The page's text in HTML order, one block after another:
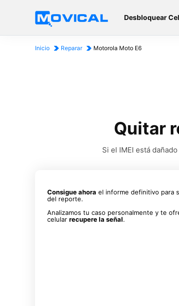
Desbloquear
Inicio Reparar Motorola Moto E6
Quitar
Si el IMEI está
Consigue ahora el informe definitivo para
del reporte.
Analizamos tu caso personalmente y te
celular recupere la señal.